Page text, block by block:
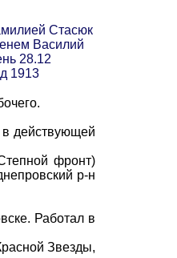
Стасюк
Василий
28.12
1913
действующей
фронт)
р-н
Работал в
Звезды,